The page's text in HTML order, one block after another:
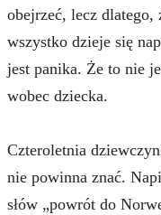
obejrzeć, lecz dlatego,
wszystko dzieje się
jest panika. Że to nie
wobec dziecka.
Czteroletnia
nie powinna znać.
słów „powrót do